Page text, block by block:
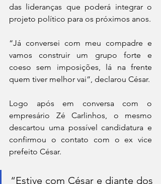
das lideranças que poderá integrar o
projeto político para os próximos anos.
“Já conversei com meu compadre e
vamos construir um grupo forte e
coeso sem imposições, lá na frente
quem tiver melhor vai”, declarou César.
Logo após em conversa com o
empresário Zé Carlinhos, o mesmo
descartou uma possível candidatura e
confirmou o contato com o ex vice
prefeito César.
“Estive com César e diante dos